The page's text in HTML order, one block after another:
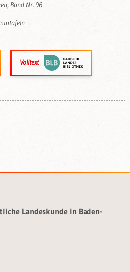
Band Nr. 96
Volltext
Landeskunde in Baden-